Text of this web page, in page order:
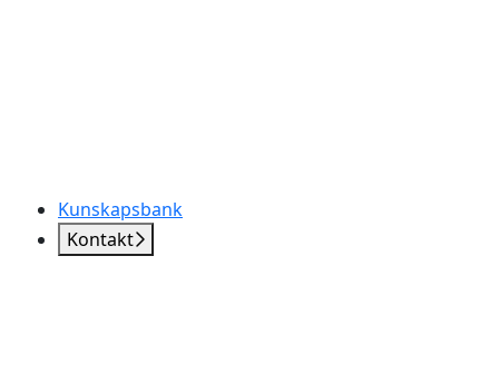
Kunskapsbank
Kontakt